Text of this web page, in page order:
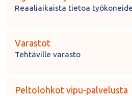
Reaaliaikaista tietoa
Varastot
Tehtäville varasto
Peltolohkot vipu-palvelusta